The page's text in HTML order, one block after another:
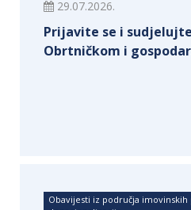
29.07.2026.
Prijavite se i
Obrtničkom i
Obavijesti iz područja imovinskih